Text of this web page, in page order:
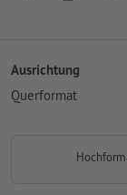
Ausrichtung
Querformat